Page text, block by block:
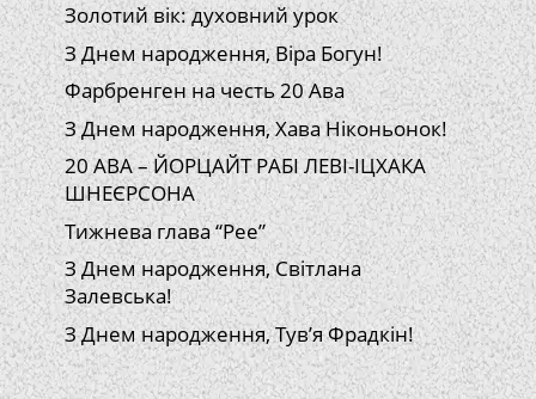
Золотий вік: духовний урок
З Днем народження, Віра Богун!
Фарбренген на честь 20 Ава
З Днем народження, Хава Ніконьонок!
20 АВА – ЙОРЦАЙТ РАБІ ЛЕВІ-ІЦХАКА
ШНЕЄРСОНА
Тижнева глава “Рее”
З Днем народження, Світлана
Залевська!
З Днем народження, Тув’я Фрадкін!